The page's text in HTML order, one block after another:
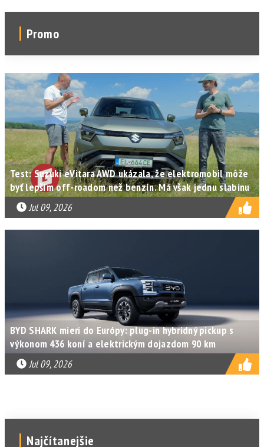
Promo
Test: Suzuki eVitara AWD ukázala, že elektromobil môže
byť lepším off-roadom než benzín. Má však jednu slabinu
Jul 09, 2026
BYD SHARK mieri do Európy: plug-in hybridný pickup s
výkonom 436 koní a elektrickým dojazdom 90 km
Jul 09, 2026
Najčítanejšie